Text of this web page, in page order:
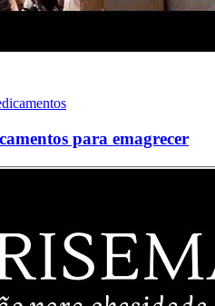
para emagrecer